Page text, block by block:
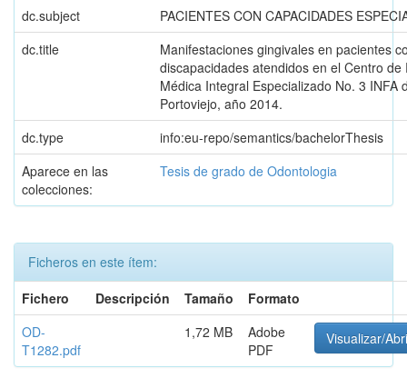
dc.subject
PACIENTES CON CAPACIDADES
dc.title
Manifestaciones gingivales en pacientes
discapacidades atendidos en el Centro de
Médica Integral Especializado No. 3 INFA
Portoviejo, año 2014.
dc.type
info:eu-repo/semantics/bachelorThesis
Aparece en las
colecciones:
Tesis de grado de Odontologia
Ficheros en este ítem:
Fichero
Descripción Tamaño
Formato
OD-
T1282.pdf
1,72 MB
Adobe
PDF
Visualizar/